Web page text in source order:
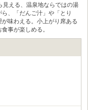
える、温泉地ならではの湯
、「だんご汁」や「とり
味わえる。小上がり席ある
事が楽しめる。